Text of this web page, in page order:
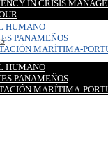
IN CRISIS
HUMANO
PANAMEÑOS
MARÍTIMA-
HUMANO
PANAMEÑOS
MARÍTIMA-